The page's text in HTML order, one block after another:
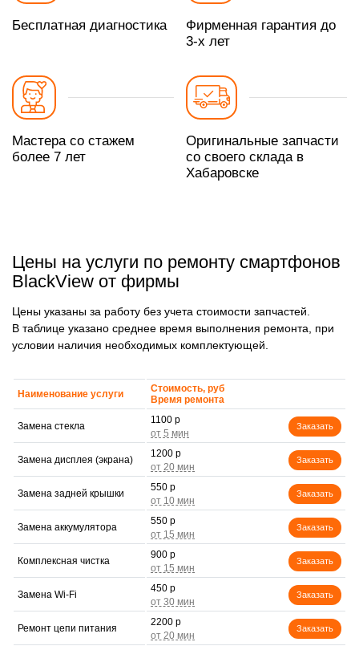
Бесплатная диагностика
Фирменная гарантия до
3-х лет
Мастера со стажем
более 7 лет
Оригинальные запчасти
со своего склада в
Хабаровске
Цены на услуги по ремонту смартфонов
BlackView от фирмы
Цены указаны за работу без учета стоимости запчастей.
В таблице указано среднее время выполнения ремонта, при
условии наличия необходимых комплектующей.
Наименование услуги
Стоимость, руб
Время ремонта
Замена стекла
1100 р
Заказать
Замена дисплея (экрана)
1200 р
Заказать
Замена задней крышки
550 р
Заказать
Замена аккумулятора
550 р
Заказать
Комплексная чистка
900 р
Заказать
Замена Wi-Fi
450 р
Заказать
Ремонт цепи питания
2200 р
Заказать